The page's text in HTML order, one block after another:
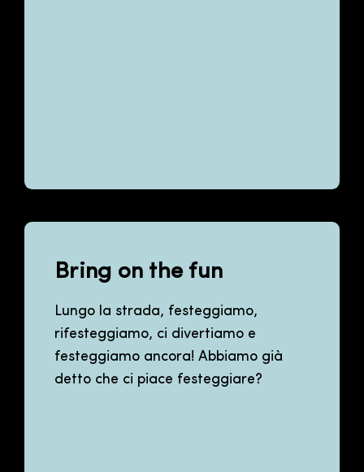
Bring on the fun
Lungo la strada, festeggiamo,
rifesteggiamo, ci divertiamo e
festeggiamo ancora! Abbiamo già
detto che ci piace festeggiare?